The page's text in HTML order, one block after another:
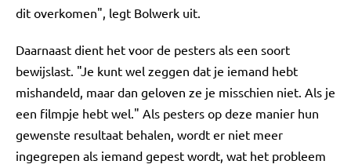
dit overkomen", legt Bolwerk uit.
Daarnaast dient het voor de pesters als een soort
bewijslast. "Je kunt wel zeggen dat je iemand hebt
mishandeld, maar dan geloven ze je misschien niet. Als je
een filmpje hebt wel." Als pesters op deze manier hun
gewenste resultaat behalen, wordt er niet meer
ingegrepen als iemand gepest wordt, wat het probleem